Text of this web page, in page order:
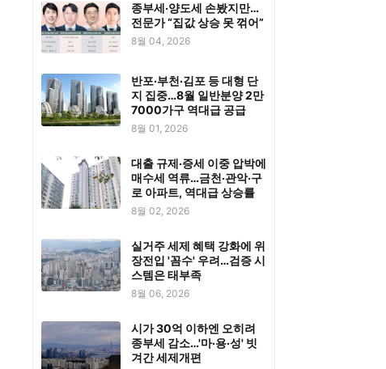
종부세·양도세 손봤지만…
전문가 “집값 상승 못 꺾어”
8월 04, 2026
반포·부천·김포 등 대형 단
지 집중…8월 일반분양 2만
7000가구 역대급 공급
8월 01, 2026
대출 규제·증세 이중 압박에
매수세 역류…금천·관악·구
로 아파트, 역대급 상승률
8월 02, 2026
실거주 세제 혜택 강화에 위
장전입 '꼼수' 우려…검증 시
스템은 태부족
8월 06, 2026
시가 30억 이하엔 오히려
종부세 감소…'마·용·성' 빗
겨간 세제개편